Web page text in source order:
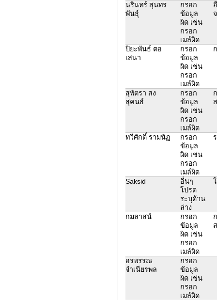
นรินทร์ สุนทร
พันธุ์
กรอก
ข้อมูล
ผิด เช่น
กรอก
เมล์ผิด
ปิยะพันธ์ ตอ
เสนา
กรอก
ข้อมูล
ผิด เช่น
กรอก
เมล์ผิด
สุพัตรา สง
สุคนธ์
กรอก
ข้อมูล
ผิด เช่น
กรอก
เมล์ผิด
ทวีศักดิ์ รามนัฏ
กรอก
ข้อมูล
ผิด เช่น
กรอก
เมล์ผิด
Saksid
อื่นๆ
โปรด
ระบุด้าน
ล่าง
กมลาสน์
กรอก
ข้อมูล
ผิด เช่น
กรอก
เมล์ผิด
อรพรรณ
จำเนียรพล
กรอก
ข้อมูล
ผิด เช่น
กรอก
เมล์ผิด